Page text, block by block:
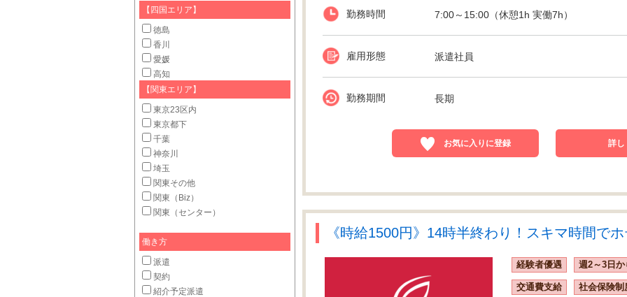
勤務時間 7:00～15:00（休憩1h 実働7h）
雇用形態 派遣社員
勤務期間 長期
お気に入りに登録 詳し
《時給1500円》14時半終わり！スキマ時間で
経験者優遇 週2～3日か
交通費支給 社会保険制
【四国エリア】
徳島
香川
愛媛
高知
【関東エリア】
東京23区内
東京都下
千葉
神奈川
埼玉
関東その他
関東（Biz）
関東（センター）
働き方
派遣
契約
紹介予定派遣